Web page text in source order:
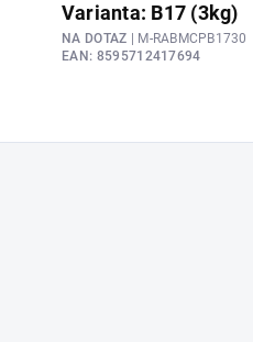
Varianta: B17 (3kg)
NA DOTAZ
| M-RABMCPB1730
EAN: 8595712417694